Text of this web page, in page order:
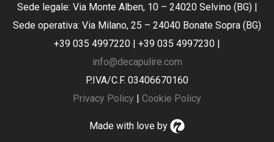
Sede legale: Via Monte Alben, 10 – 24020 Selvino (BG) |
Sede operativa: Via Milano, 25 – 24040 Bonate Sopra (BG)
+39 035 4997220 | +39 035 4997230 |
info@decapulire.com
P.IVA/C.F. 03406670160
Privacy Policy | Cookie Policy
Made with love by